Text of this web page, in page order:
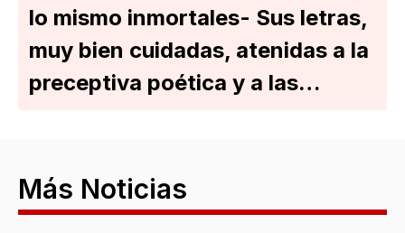
lo mismo inmortales- Sus letras,
muy bien cuidadas, atenidas a la
preceptiva poética y a las…
Más Noticias